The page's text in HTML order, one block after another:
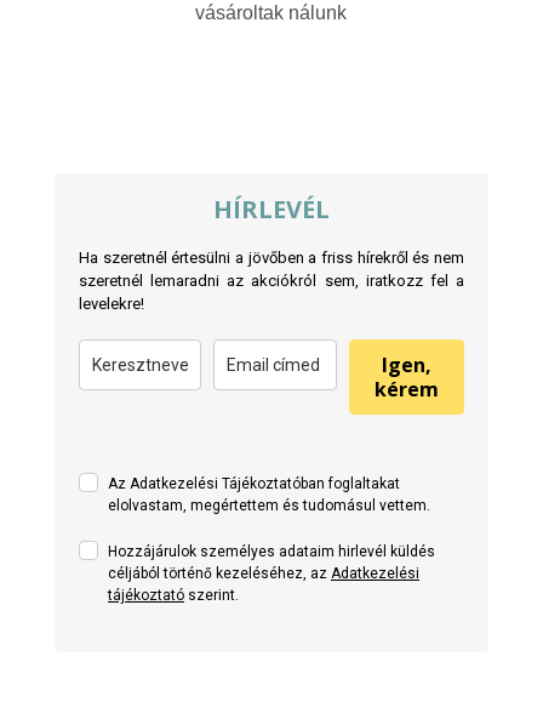
vásároltak nálunk
HÍRLEVÉL
Ha szeretnél értesülni a jövőben a friss hírekről és nem
szeretnél lemaradni az akciókról sem, iratkozz fel a
levelekre!
Igen,
kérem
Az Adatkezelési Tájékoztatóban foglaltakat
elolvastam, megértettem és tudomásul vettem.
Hozzájárulok személyes adataim hirlevél küldés
céljából történő kezeléséhez, az Adatkezelési
tájékoztatószerint.